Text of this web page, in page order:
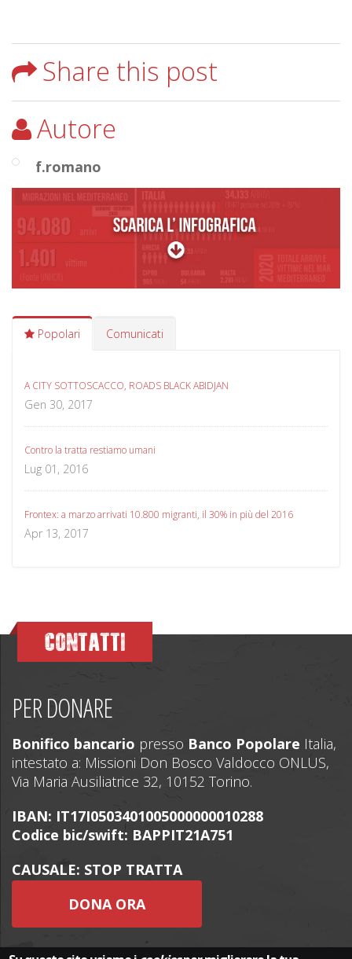
Share this post
Autore
f.romano
Popolari Comunicati
A CITY SOTTOSCACCO, ROADS BLACK ABIDJAN
Gen 30, 2017
Contro la tratta restiamo umani
Lug 01, 2016
Frontex: a marzo arrivati 10.800 migranti, il 30% in più del 2016
Apr 13, 2017
CONTATTI
PER DONARE
Bonifico bancario presso Banco Popolare Italia,
intestato a: Missioni Don Bosco Valdocco ONLUS,
Via Maria Ausiliatrice 32, 10152 Torino.
IBAN: IT17I0503401005000000010288
Codice bic/swift: BAPPIT21A751
CAUSALE: STOP TRATTA
DONA ORA